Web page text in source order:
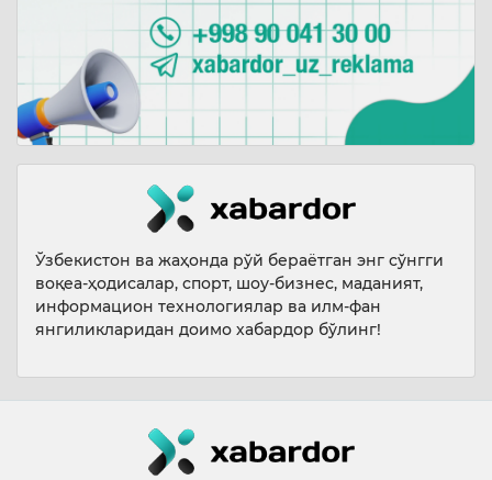
Ўзбекистон ва жаҳонда рўй бераётган энг сўнгги
воқеа-ҳодисалар, спорт, шоу-бизнес, маданият,
информацион технологиялар ва илм-фан
янгиликларидан доимо хабардор бўлинг!